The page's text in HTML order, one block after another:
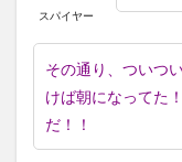
スパイヤー
その通り、ついつ
けば朝になってた
だ！！